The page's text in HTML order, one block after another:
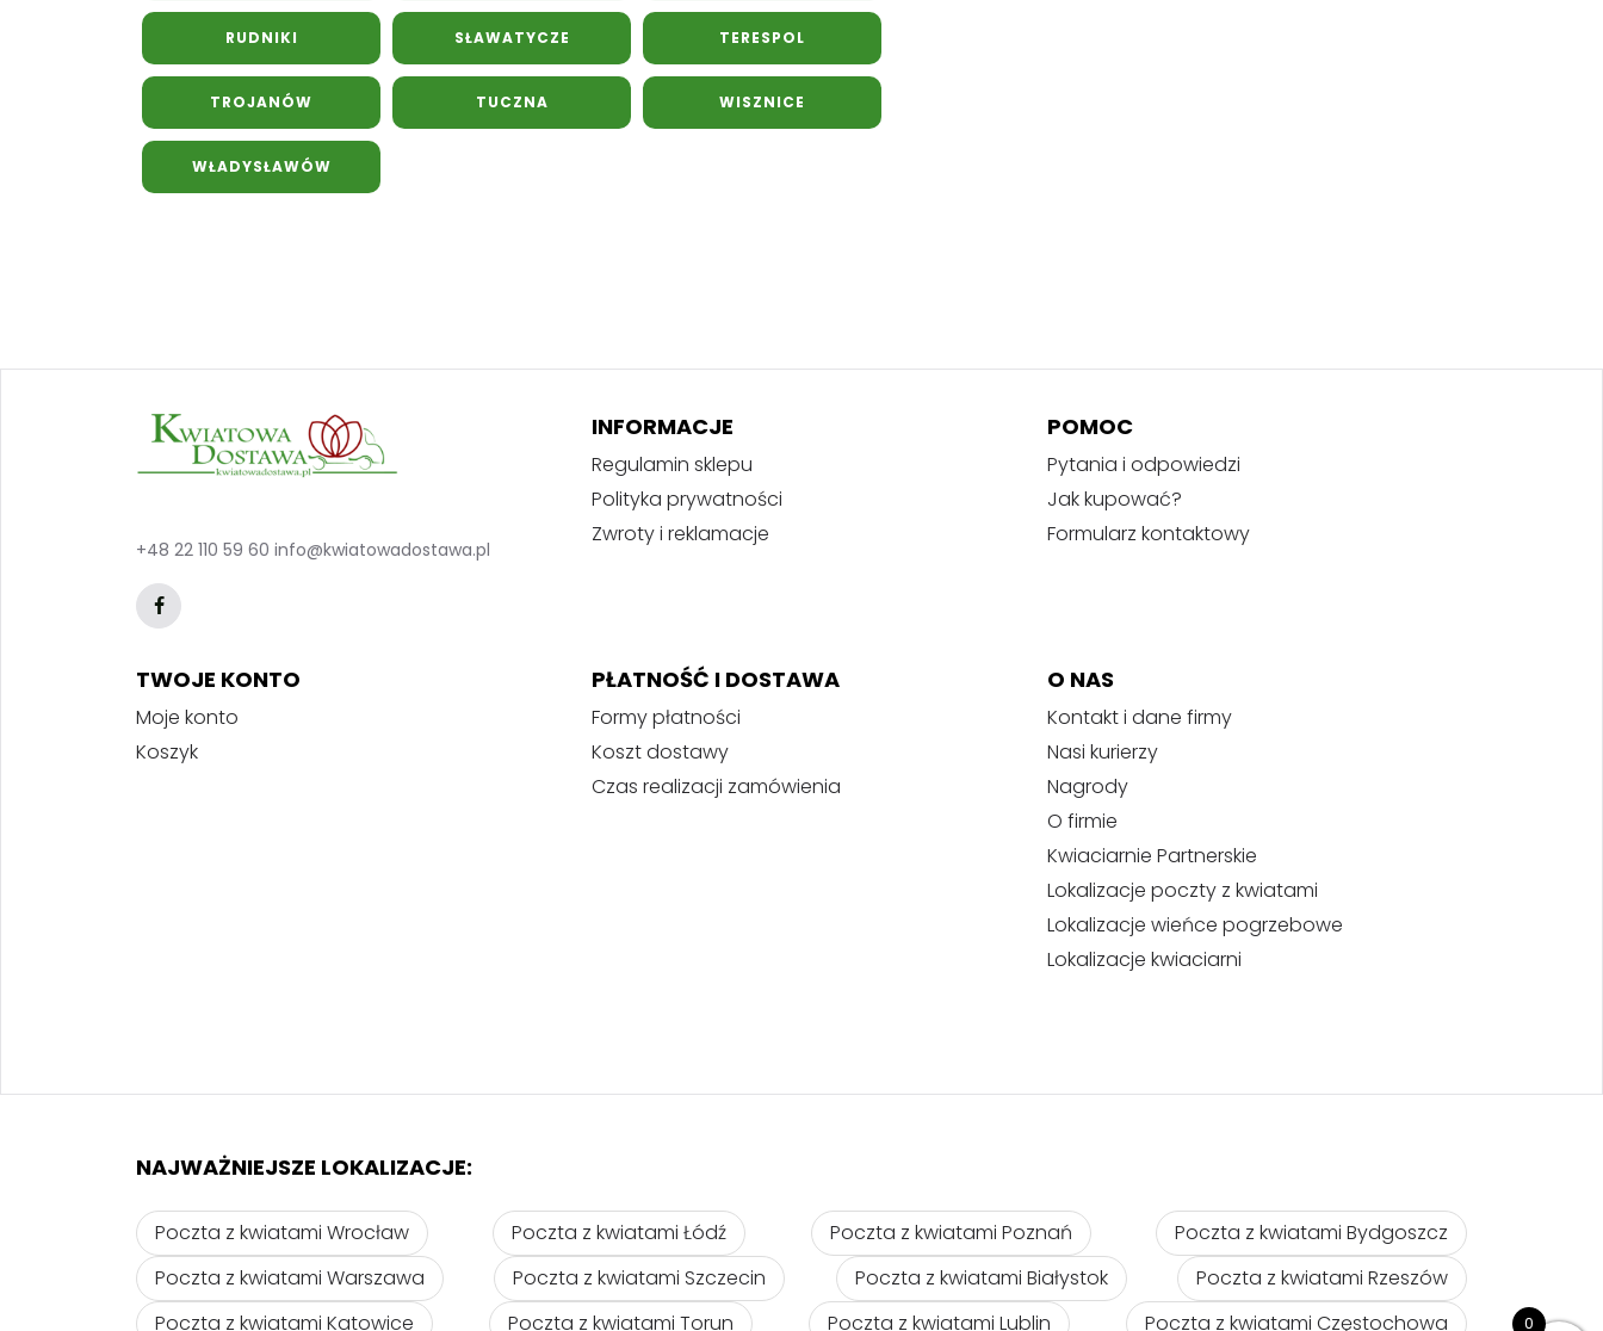
RUDNIKI SŁAWATYCZE TERESPOL
TROJANÓW TUCZNA WISZNICE
WŁADYSŁAWÓW
+48 22 110 59 60 info@kwiatowadostawa.pl
INFORMACJE
Regulamin sklepu
Polityka prywatności
Zwroty i reklamacje
POMOC
Pytania i odpowiedzi
Jak kupować?
Formularz kontaktowy
TWOJE KONTO
Moje konto
Koszyk
PŁATNOŚĆ I DOSTAWA
Formy płatności
Koszt dostawy
Czas realizacji zamówienia
O NAS
Kontakt i dane firmy
Nasi kurierzy
Nagrody
O firmie
Kwiaciarnie Partnerskie
Lokalizacje poczty z kwiatami
Lokalizacje wieńce pogrzebowe
Lokalizacje kwiaciarni
NAJWAŻNIEJSZE LOKALIZACJE:
Poczta z kwiatami Wrocław Poczta z kwiatami Łódź Poczta z kwiatami Poznań
Poczta z kwiatami Bydgoszcz
Poczta z kwiatami Warszawa
Poczta z kwiatami Szczecin Poczta z kwiatami Białystok
Poczta z kwiatami Rzeszów
Poczta z kwiatami Katowice
Poczta z kwiatami Torun Poczta z kwiatami Lublin Poczta z kwiatami Częstochowa 0